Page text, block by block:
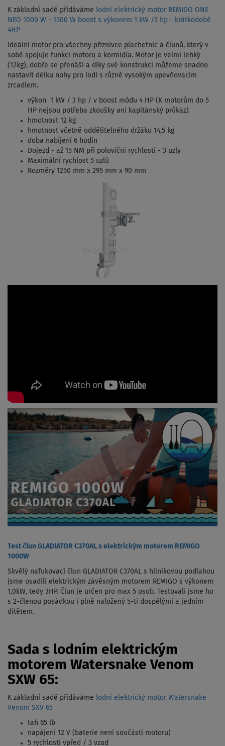
K základní sadě přidáváme
lodní elektrický motor REMIGO ONE
NEO 1000 W - 1500 W boost s výkonem 1 kW /3 hp - krátkodobě
4HP
Ideální motor pro všechny příznivce plachetnic a člunů, který v
sobě spojuje funkci motoru a kormidla. Motor je velmi lehký
(12kg), dobře se přenáší a díky své konstrukci můžeme snadno
nastavit délku nohy pro lodi s různě vysokým upevňovacím
zrcadlem.
výkon 1 kW / 3 hp / v boost módu 4 HP (K motorům do 5
HP nejsou potřeba zkoušky ani kapitánský průkaz)
hmotnost 12 kg
hmotnost včetně oddělitelného držáku 14,5 kg
doba nabíjení 6 hodin
Dojezd - až 15 NM při poloviční rychlosti - 3 uzly
Maximální rychlost 5 uzlů
Rozměry 1250 mm x 295 mm x 90 mm
Test člun GLADIATOR C370AL s elektrickým motorem REMIGO
1000W
Skvělý nafukovací člun GLADIATOR C370AL s hliníkovou podlahou
jsme osadili elektrickým závěsným motorem REMIGO s výkonem
1,0kW, tedy 3HP. Člun je určen pro max 5 osob. Testovali jsme ho
s 2-členou posádkou i plně naložený 5-ti dospělými a jedním
dítětem.
Sada s lodním elektrickým
motorem Watersnake Venom
SXW 65:
K základní sadě přidáváme lodní elektrický motor Watersnake
Venom SXV 65
tah 65 lb
napájení 12 V (baterie není součástí motoru)
5 rychlostí vpřed / 3 vzad